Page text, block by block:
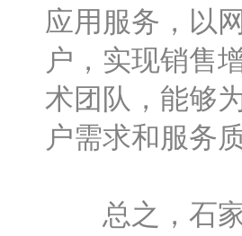
应用服务，以
户，实现销售
术团队，能够
户需求和服务
总之，石家